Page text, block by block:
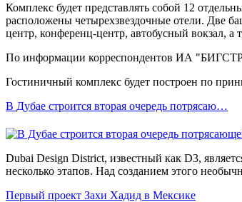
Комплекс будет представлять собой 12
расположены четырехзвездочные отели. Две
центр, конференц-центр, автобусный вокзал, а
По информации корреспондентов ИА
Гостиничный комплекс будет построен по
В Дубае строится вторая очередь потрясаю…
Dubai Design District, известный как D3,
несколько этапов. Над созданием этого
Первый проект Захи Хадид в Мексике